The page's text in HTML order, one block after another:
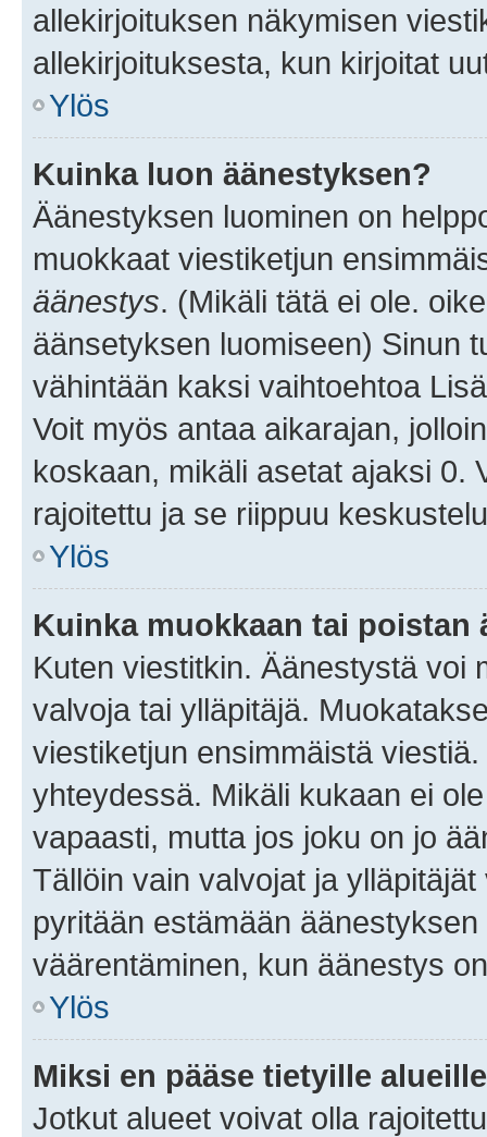
allekirjoituksen näkymisen
allekirjoituksesta, kun kirjoitat
Ylös
Kuinka luon äänestyksen?
Äänestyksen luominen on
muokkaat viestiketjun
äänestys. (Mikäli tätä ei ole.
äänsetyksen luomiseen) Sinun
vähintään kaksi vaihtoehtoa
Voit myös antaa aikarajan,
koskaan, mikäli asetat ajaksi 0.
rajoitettu ja se riippuu
Ylös
Kuinka muokkaan tai poistan
Kuten viestitkin. Äänestystä voi
valvoja tai ylläpitäjä.
viestiketjun ensimmäistä
yhteydessä. Mikäli kukaan ei
vapaasti, mutta jos joku on jo
Tällöin vain valvojat ja
pyritään estämään
väärentäminen, kun äänestys
Ylös
Miksi en pääse tietyille
Jotkut alueet voivat olla